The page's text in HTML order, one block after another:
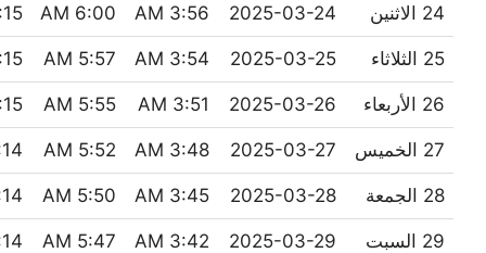
24 الاثنين 2025-03-24
3:56 AM
6:00 AM
PM
25 الثلاثاء 2025-03-25
3:54 AM
5:57 AM
PM
26 الأربعاء 2025-03-26
3:51 AM
5:55 AM
PM
27 الخميس 2025-03-27
3:48 AM
5:52 AM
PM
28 الجمعة 2025-03-28
3:45 AM
5:50 AM
PM
29 السبت 2025-03-29
3:42 AM
5:47 AM
PM